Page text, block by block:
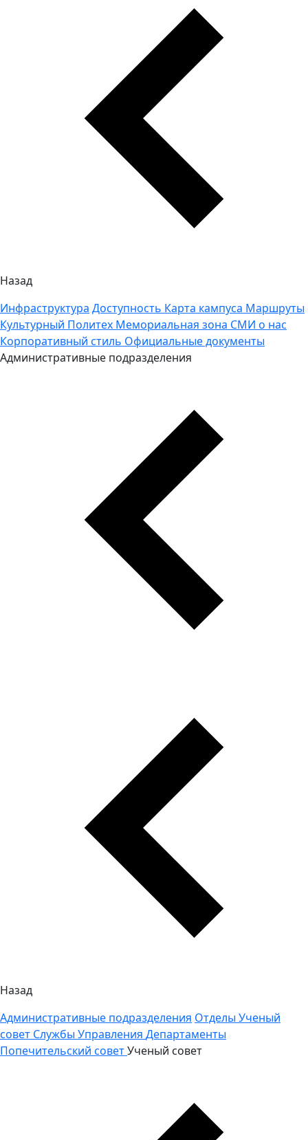
Назад
Инфраструктура Доступность Карта кампуса Маршруты
Культурный Политех Мемориальная зона СМИ о нас
Корпоративный стиль Официальные документы
Административные подразделения
Назад
Административные подразделения Отделы Ученый
совет Службы Управления Департаменты
Попечительский советУченый совет